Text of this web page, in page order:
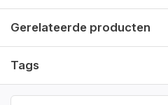
Gerelateerde producten
Tags